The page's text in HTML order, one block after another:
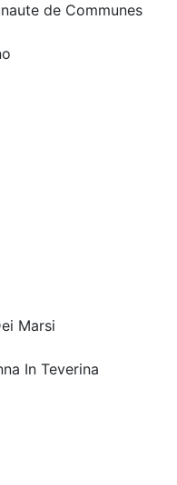
de Communes
Marsi
In Teverina